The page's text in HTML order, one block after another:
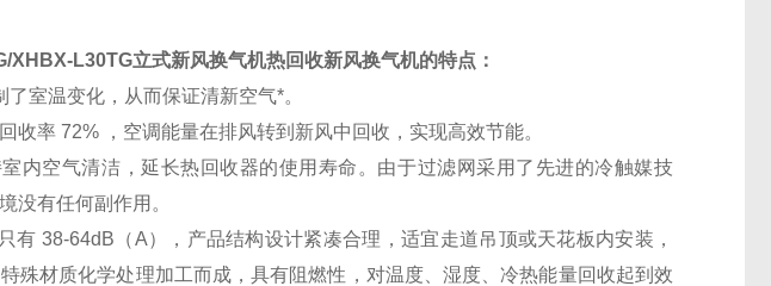
XHBX-L30TG立式新风换气机热回收新风换气机的特点：
室温变化，从而保证清新空气*。
收率 72% ，空调能量在排风转到新风中回收，实现高效节能。
内空气清洁，延长热回收器的使用寿命。由于过滤网采用了先进的冷触媒技
没有任何副作用。
有 38-64dB（A），产品结构设计紧凑合理，适宜走道吊顶或天花板内安装，
殊材质化学处理加工而成，具有阻燃性，对温度、湿度、冷热能量回收起到效